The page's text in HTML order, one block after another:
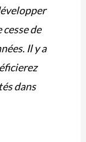
de
Il y a
dans